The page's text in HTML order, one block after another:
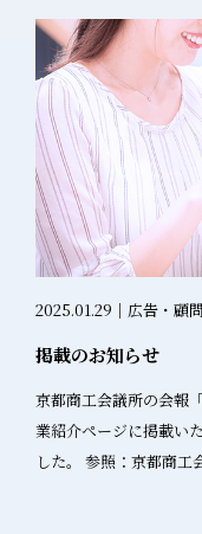
いるか C. 使用体験談★ 最重要チェック項目 効能効果や安全性に関
わる表現はないか 使用法、使用感、香りのイメージの範囲に留ま
っているか 薬機法ガイドラインF7.3の基準を満たしているか 体験
談の判断基準 文章：発信者が主語になっていれば体験談（「私の
肌が～」「～と思った・感じた」） 画像・
はOK。使用前後の比較画
置命令を受けた実例 事例1：株式会社アクガレージ及びアシスト株
式会社（2021年11月9日） 参考：株式会社アクガレージ
スト株式会社に対する景
内容 バストアップサプリについて、飲むだけで豊胸効果があるよ
うな表現でInstagramで広告 食品でありながら医薬品
険 Instagramの投稿も従来の広告と同様の規制対象 事例2：ロー
ト製薬株式会社（2024年3月15日） 参考
対する景品表示法に基づ
進が直接的な目的ではない 規制リスク： 低（適切な位置
り薬機法適用外となる可能性） 5. 報道機関向け
ース） 特徴： 企業の発表事項を報道関係者に提供 客観的な事実の
伝達が中心 広く一般に公開される可能性 規制リスク： 高（薬機法
適用の可能性大） 薬機法vs景品表示法：適用判断の決定的な違い
景品表示法の適用範囲 規制対象： 一般消費者向けの表示 BtoB広
告への適用： 非該当 景品表示法は一般消費者の自主的かつ合理的
な選択を確保すること
して規制対象外です。 詳細はこちら： 消費者庁「景品表示法の概
の BtoB広告への適用： 該当の可能性あり 薬機法の広告三要件 薬
機法では、以下の3つの
の購入や利用を促す意図 直接的な販売促進が目的 ②商品名が
か 特定の商品・サービスが識別できる ブランド名や製品名の記載
③一般人が認知できる状態 重要： 「一般人」とは「広
更新されました（令和7年3月10日付
ポイントと実務への影響につい
表示とは、化粧品中の
す。 従来は、このような表示があたかもその成分が有効成分と誤
認させる恐れがあるため禁止
づき、一定の条件下で認め
今回の改正目的は「化
り理解しやすい表現に修正
厚労省通知（PDF） 新旧対照表（PDF） 特記表示が認められる条
件 特記表示は以下の条件を満たせば認められます： 配合目的を必
観的に実証されていること 植物の写真などで成分を説明す
成分名と配合目的を必ず記載すること
湿」 記載不可の成分 成分名に「薬」の字や医薬品を想起させる字
が含まれるものは記載不可 例：生薬、薬草、薬用植物、
2025.01.29｜広告・顧
掲載のお知らせ
京都商工会議所の会報「
業紹介ページに掲載いただきました。
した。 参照：京都商工会議所｜VIVID KYOTO 京都薬事広告ラボ